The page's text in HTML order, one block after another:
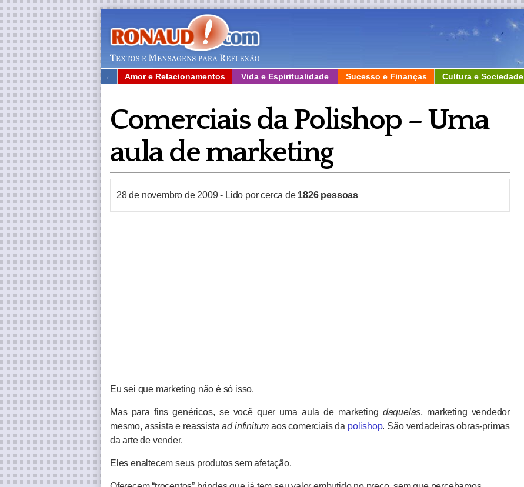
← Amor e Relacionamentos Vida e Espiritualidade Sucesso e Finanças Cultura e Sociedade
Comerciais da Polishop – Uma
aula de marketing
28 de novembro de 2009- Lido por cerca de 1826pessoas
Eu sei que marketing não é só isso.
Mas para fins genéricos, se você quer uma aula de marketing daquelas, marketing vendedor
mesmo, assista e reassistaad infinitum aos comerciais da polishop. São verdadeiras obras-primas
da arte de vender.
Eles enaltecem seus produtos sem afetação.